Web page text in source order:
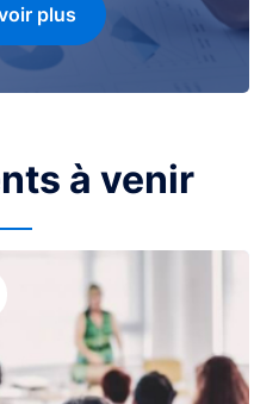
plus
à venir
Ajouter à l’agenda